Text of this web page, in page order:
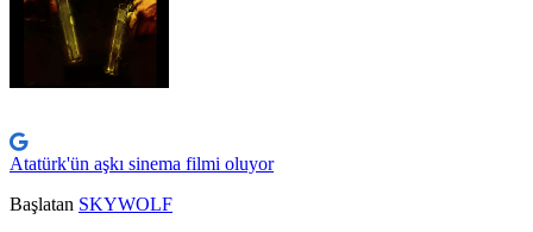
Atatürk'ün aşkı sinema filmi oluyor
Başlatan SKYWOLF